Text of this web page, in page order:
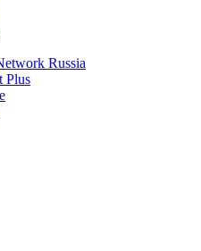
Russia
Plus